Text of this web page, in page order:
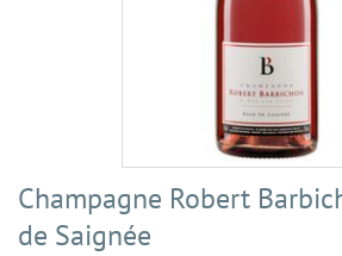
Champagne Robert
de Saignée